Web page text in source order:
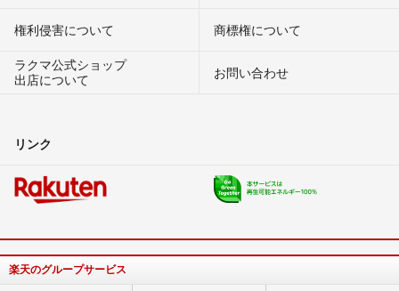
権利侵害について
商標権について
ラクマ公式ショップ
出店について
お問い合わせ
リンク
楽天のグループサービス